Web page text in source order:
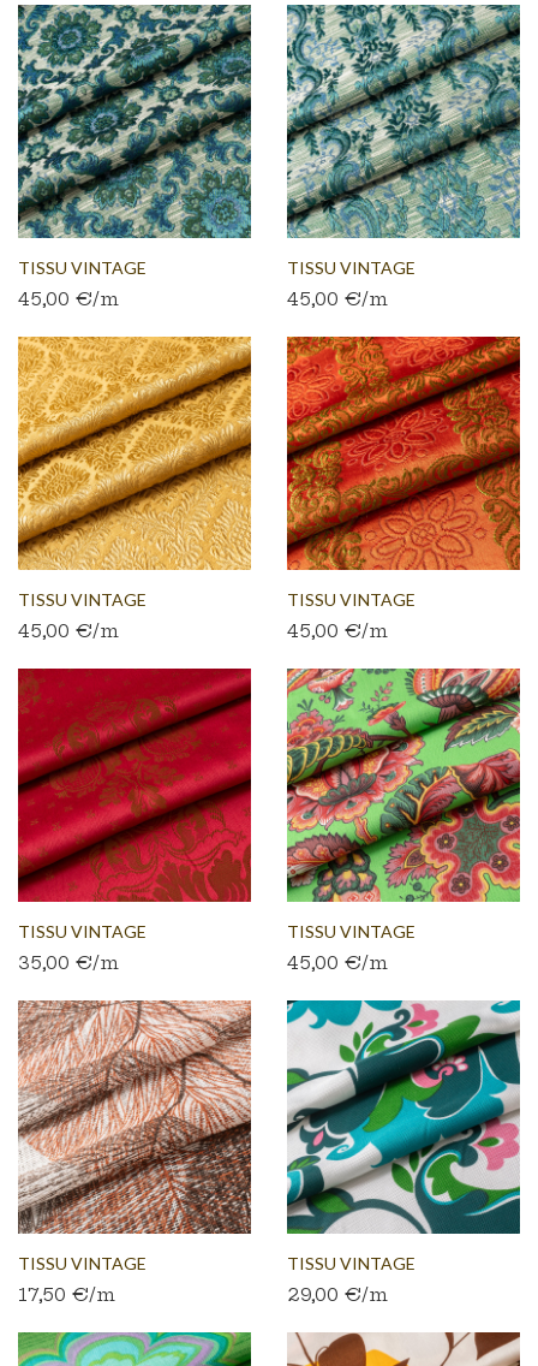
TISSU VINTAGE
AUTHENTIQUE...
45,00 €/m
TISSU VINTAGE
AUTHENTIQUE...
45,00 €/m
TISSU VINTAGE
AUTHENTIQUE...
45,00 €/m
TISSU VINTAGE
AUTHENTIQUE...
45,00 €/m
TISSU VINTAGE
AUTHENTIQUE...
35,00 €/m
TISSU VINTAGE
AUTHENTIQUE...
45,00 €/m
TISSU VINTAGE
AUTHENTIQUE...
17,50 €/m
TISSU VINTAGE
AUTHENTIQUE...
29,00 €/m